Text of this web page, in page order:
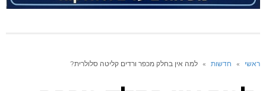
ראשי » חדשות » למה אין בחלק מכפר ורדים קליטה סלולרית?